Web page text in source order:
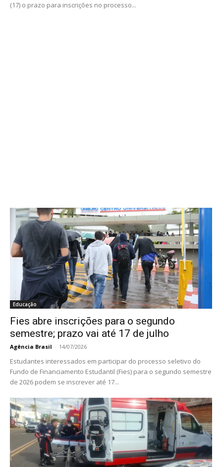
(17) o prazo para inscrições no processo...
Educação
Fies abre inscrições para o segundo
semestre; prazo vai até 17 de julho
Agência Brasil - 14/07/2026
Estudantes interessados em participar do processo seletivo do
Fundo de Financiamento Estudantil (Fies) para o segundo semestre
de 2026 podem se inscrever até 17...